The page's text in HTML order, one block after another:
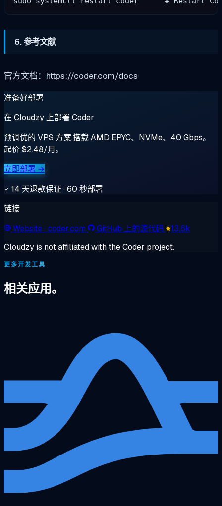
6. 参考文献
官方文档：https://coder.com/docs
准备好部署
在 Cloudzy 上部署 Coder
预调优的 VPS 方案,搭载 AMD EPYC、NVMe、40 Gbps。
起价 $2.48/月。
立即部署 →
14 天退款保证 · 60 秒部署
链接
Website· coder.com GitHub 上的源代码
13.6k
Cloudzy is not affiliated with the Coder project.
更多开发工具
相关应用。